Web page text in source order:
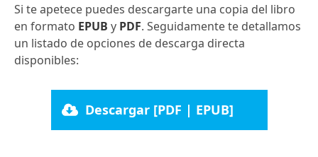
Si te apetece puedes descargarte una copia del libro
en formato EPUB y PDF. Seguidamente te detallamos
un listado de opciones de descarga directa
disponibles:
Descargar [PDF | EPUB]